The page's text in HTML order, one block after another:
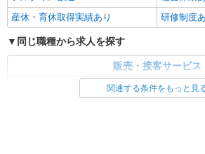
産休・育休取得実績あり
研修制度
同じ職種から求人を探す
販売・接客サービス
イベント・キャンペーン・アミ
関連する条件をもっと見